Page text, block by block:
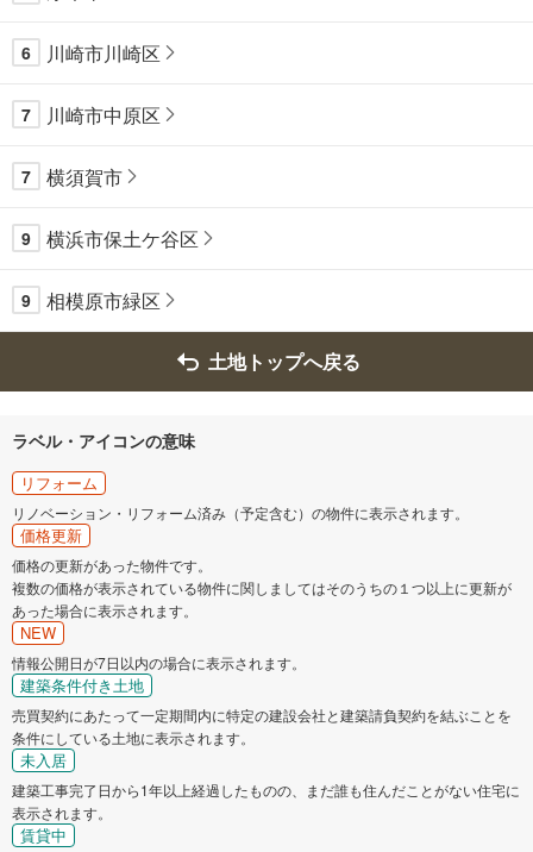
6 川崎市川崎区
7 川崎市中原区
7 横須賀市
9 横浜市保土ケ谷区
9 相模原市緑区
土地トップへ戻る
ラベル・アイコンの意味
リフォーム
リノベーション・リフォーム済み（予定含む）の物件に表示されます。
価格更新
価格の更新があった物件です。
複数の価格が表示されている物件に関しましてはそのうちの１つ以上に更新が
あった場合に表示されます。
NEW
情報公開日が7日以内の場合に表示されます。
建築条件付き土地
売買契約にあたって一定期間内に特定の建設会社と建築請負契約を結ぶことを
条件にしている土地に表示されます。
未入居
建築工事完了日から1年以上経過したものの、まだ誰も住んだことがない住宅に
表示されます。
賃貸中